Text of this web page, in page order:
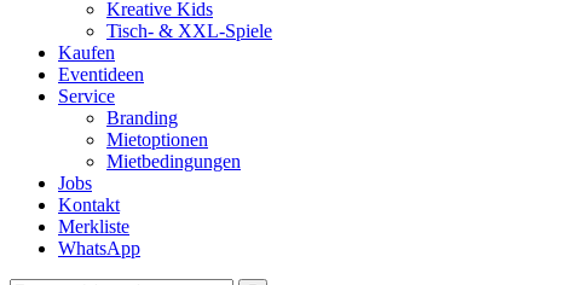
Kreative Kids
Tisch- & XXL-Spiele
Kaufen
Eventideen
Service
Branding
Mietoptionen
Mietbedingungen
Jobs
Kontakt
Merkliste
WhatsApp